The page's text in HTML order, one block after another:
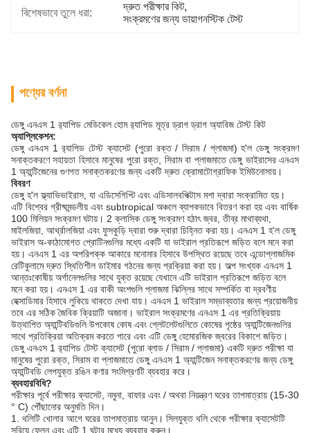
বিশেষভাবে তুলে ধরা:
দ্রুত পরীক্ষার কিট,
সংক্রমণের জন্য ডায়াগনস্টিক টেস্ট
পণ্যের বর্ণনা
ডেঙ্গু এনএস 1 র‌্যাপিড মেডিকেল হোম র‌্যাপিড মূত্র ড্রাগ ড্রাগ অ্যাবিজ টেস্ট কিট
অ্যাপ্লিকেশন:
ডেঙ্গু এনএস 1 র‌্যাপিড টেস্ট ক্যাসেট (পুরো রক্ত ​​/ সিরাম / প্লাজমা) হ'ল ডেঙ্গু সংক্রমণ
সনাক্তকরণে সহায়তা হিসাবে মানুষের পুরো রক্ত, সিরাম বা প্লাজমাতে ডেঙ্গু ভাইরাসের এনএস
1 অ্যান্টিজেনের গুণগত সনাক্তকরণের জন্য একটি দ্রুত ক্রোমাটোগ্রাফিক ইমিউনোসায়।
বিবরণ
ডেঙ্গু হ'ল ফ্ল্যাভিভাইরাস, যা এডিসেগিপ্টি এবং এডিসালবপিক্টাস মশা দ্বারা সংক্রামিত হয়।
এটি বিশ্বের গ্রীষ্মমন্ডলীয় এবং subtropical অঞ্চলে ব্যাপকভাবে বিতরণ করা হয় এবং বার্ষিক
100 মিলিয়ন সংক্রমণ ঘটায়। 2 ক্লাসিক ডেঙ্গু সংক্রমণ হঠাৎ জ্বর, তীব্র মাথাব্যথা,
মাইলজিয়া, আর্থ্রালজিয়া এবং ফুসকুড়ি দ্বারা শুরু দ্বারা চিহ্নিত করা হয়। এনএস 1 হ'ল ডেঙ্গু
ভাইরাস অ-কাঠামোগত প্রোটিনগুলির মধ্যে একটি যা ভাইরাল প্রতিরূপে জড়িত বলে মনে করা
হয়। এনএস 1 এর অপরিপক্ক আকারে মনোমার হিসাবে উপস্থিত রয়েছে তবে এন্ডোপ্লাজমিক
রেটিকুলামে দ্রুত স্থিতিশীল ডাইমার গঠনের জন্য প্রক্রিয়া করা হয়। অল্প সংখ্যক এনএস 1
আন্তঃকোষীয় অর্গানেলগুলির সাথে যুক্ত রয়েছে যেখানে এটি ভাইরাল প্রতিরূপে জড়িত বলে
মনে করা হয়। এনএস 1 এর বাকী অংশগুলি প্লাজমা ঝিল্লির সাথে সম্পর্কিত বা দ্রবণীয়
হেক্সাডিমার হিসাবে লুকিয়ে থাকতে দেখা যায়। এনএস 1 ভাইরাল সম্ভাব্যতার জন্য প্রয়োজনীয়
তবে এর সঠিক জৈবিক ক্রিয়াটি অজানা। ভাইরাল সংক্রমণের এনএস 1 এর প্রতিক্রিয়ায়
উত্থাপিত অ্যান্টিবডিগুলি উপকোষ কোষ এবং প্লেটলেটগুলিতে কোষের পৃষ্ঠের অ্যান্টিজেনগুলির
সাথে প্রতিক্রিয়া অতিক্রম করতে পারে এবং এটি ডেঙ্গু হেমোরজিক জ্বরের বিকাশে জড়িত।
ডেঙ্গু এনএস 1 র‌্যাপিড টেস্ট ক্যাসেট (পুরো ব্লাড / সিরাম / প্লাজমা) একটি দ্রুত পরীক্ষা যা
মানুষের পুরো রক্ত, সিরাম বা প্লাজমাতে ডেঙ্গু এনএস 1 অ্যান্টিজেন সনাক্তকরণের জন্য ডেঙ্গু
অ্যান্টিবডি লেপযুক্ত রঙিন কণার সংমিশ্রণটি ব্যবহার করে।
ব্যবহারবিধি?
পরীক্ষার পূর্বে পরীক্ষার ক্যাসেট, নমুনা, বাফার এবং / অথবা নিয়ন্ত্রণ ঘরের তাপমাত্রায় (15-30
° C) পৌঁছানোর অনুমতি দিন।
1. থলিটি খোলার আগে ঘরের তাপমাত্রায় আনুন। সিলযুক্ত থলি থেকে পরীক্ষার ক্যাসেটটি
সরিয়ে ফেলুন এবং এটি 1 ঘন্টার মধ্যে ব্যবহার করুন।